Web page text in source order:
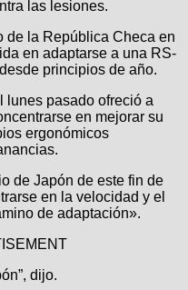
las lesiones.
de la República Checa en
en adaptarse a una RS-
principios de año.
lunes pasado ofreció a
en mejorar su
ergonómicos
de Japón de este fin de
en la velocidad y el
de adaptación».
dijo.